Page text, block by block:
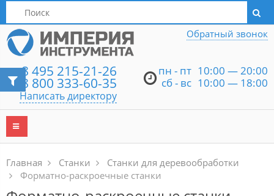
Написать директору
8 495 215-21-26
8 800 333-60-35
Написать директору
пн - пт 10:00 — 20:00
сб - вс 10:00 — 18:00
Обратный звонок
Главная Станки
Станки для деревообработки
Форматно-раскроечные станки